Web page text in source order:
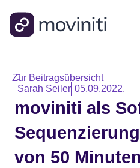
Zur Beitragsübersicht
Sarah Seiler 05.09.2022.
moviniti als
von 50